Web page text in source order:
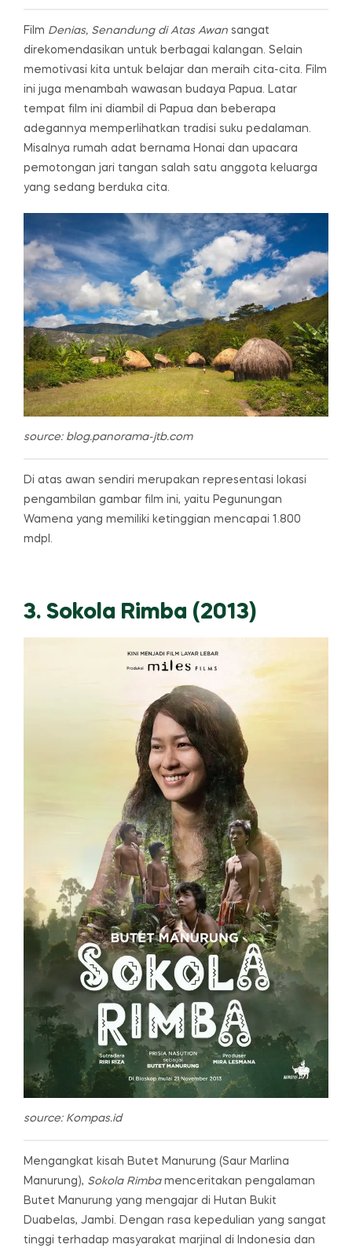
Film Denias, Senandung di Atas Awan sangat
direkomendasikan untuk berbagai kalangan. Selain
memotivasi kita untuk belajar dan meraih cita-cita. Film
ini juga menambah wawasan budaya Papua. Latar
tempat film ini diambil di Papua dan beberapa
adegannya memperlihatkan tradisi suku pedalaman.
Misalnya rumah adat bernama Honai dan upacara
pemotongan jari tangan salah satu anggota keluarga
yang sedang berduka cita.
source: blog.panorama-jtb.com
Di atas awan sendiri merupakan representasi lokasi
pengambilan gambar film ini, yaitu Pegunungan
Wamena yang memiliki ketinggian mencapai 1.800
mdpl.
3. Sokola Rimba (2013)
source: Kompas.id
Mengangkat kisah Butet Manurung (Saur Marlina
Manurung), Sokola Rimbamenceritakan pengalaman
Butet Manurung yang mengajar di Hutan Bukit
Duabelas, Jambi. Dengan rasa kepedulian yang sangat
tinggi terhadap masyarakat marjinal di Indonesia dan